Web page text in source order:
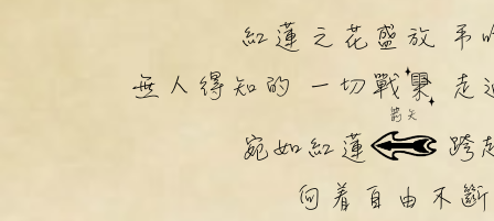
紅蓮之花盛放 弔
無人得知的 一切戰
走
宛如紅蓮
箭矢
跨
向着自由不